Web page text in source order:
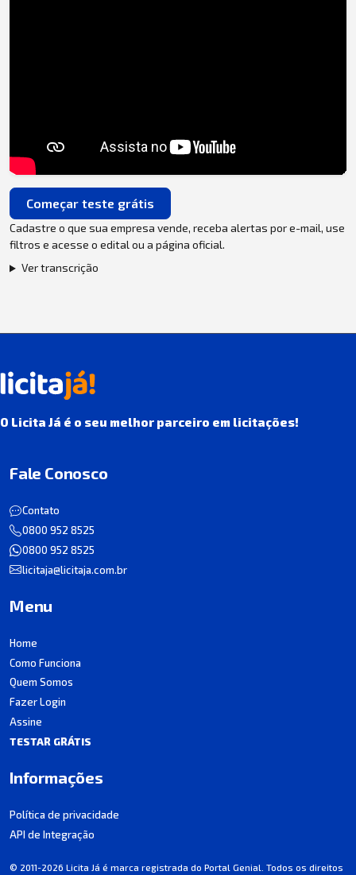
Começar teste grátis
Cadastre o que sua empresa vende, receba alertas por e-mail, use
filtros e acesse o edital ou a página oficial.
Ver transcrição
O Licita Já é o seu melhor parceiro em licitações!
Fale Conosco
Contato
0800 952 8525
0800 952 8525
licitaja@licitaja.com.br
Menu
Home
Como Funciona
Quem Somos
Fazer Login
Assine
TESTAR GRÁTIS
Informações
Política de privacidade
API de Integração
© 2011-2026 Licita Já é marca registrada do Portal Genial. Todos os direitos